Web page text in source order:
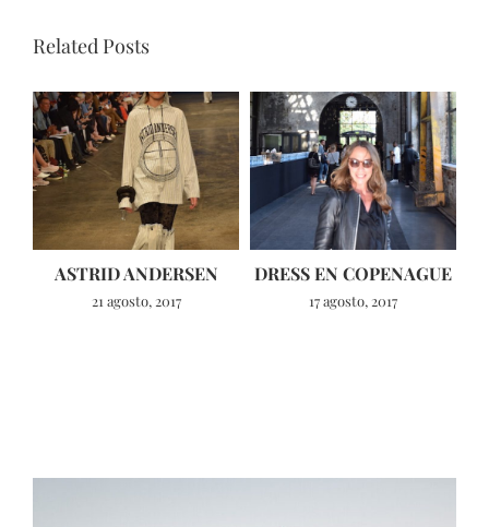
Related Posts
ASTRID ANDERSEN
21 agosto, 2017
DRESS EN COPENAGUE
17 agosto, 2017